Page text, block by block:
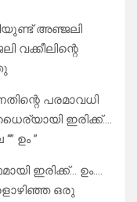
അഞ്ജലി
വക്കീലിന്റെ
പരമാവധി
ഇരിക്ക്….
ഉം ”
ഇരിക്ക്… ഉം….
ഒരു